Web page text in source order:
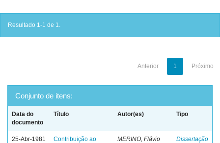
Resultado 1-1 de 1.
Anterior 1 Próximo
Conjunto de itens:
Data do
documento
Título Autor(es) Tipo
25-Abr-1981
Contribuição ao
MERINO, Flávio
Dissertação